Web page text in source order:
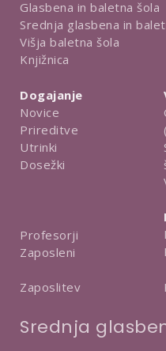
Glasbena in baletna šola
Srednja glasbena in
Višja baletna šola
Knjižnica
Dogajanje
Novice
Prireditve
Utrinki
Dosežki
Profesorji
Zaposleni
Zaposlitev
Srednja